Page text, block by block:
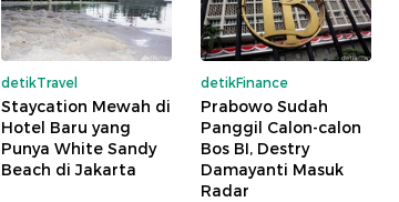
detikTravel
Staycation Mewah di
Hotel Baru yang
Punya White Sandy
Beach di Jakarta
detikFinance
Prabowo Sudah
Panggil Calon-calon
Bos BI, Destry
Damayanti Masuk
Radar